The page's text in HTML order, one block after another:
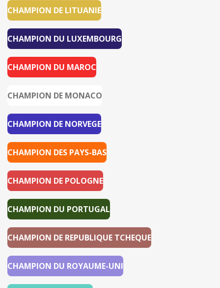
CHAMPION DE LITUANIE
CHAMPION DU LUXEMBOURG
CHAMPION DU MAROC
CHAMPION DE MONACO
CHAMPION DE NORVEGE
CHAMPION DES PAYS-BAS
CHAMPION DE POLOGNE
CHAMPION DU PORTUGAL
CHAMPION DE REPUBLIQUE TCHEQUE
CHAMPION DU ROYAUME-UNI